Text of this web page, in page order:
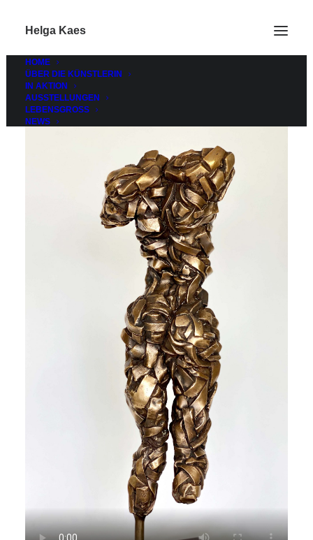
Helga Kaes
HOME
ÜBER DIE KÜNSTLERIN
IN AKTION
AUSSTELLUNGEN
LEBENSGROSS
NEWS